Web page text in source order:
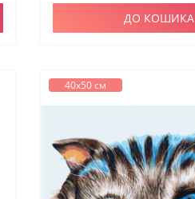
ДО КОШИКА
40х50 см